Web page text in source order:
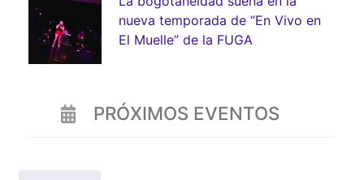
nueva temporada de “En Vivo en
El Muelle” de la FUGA
PRÓXIMOS EVENTOS